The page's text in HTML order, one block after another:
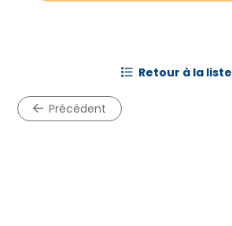
précédent
retour à la liste